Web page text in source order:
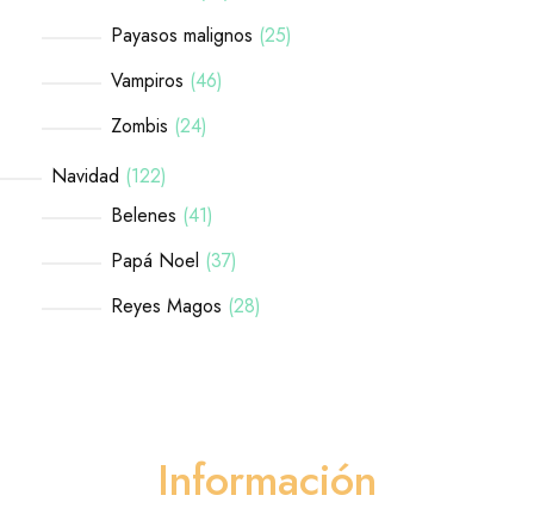
Payasos malignos 25
Vampiros 46
Zombis 24
Navidad 122
Belenes 41
Papá Noel 37
Reyes Magos 28
Información